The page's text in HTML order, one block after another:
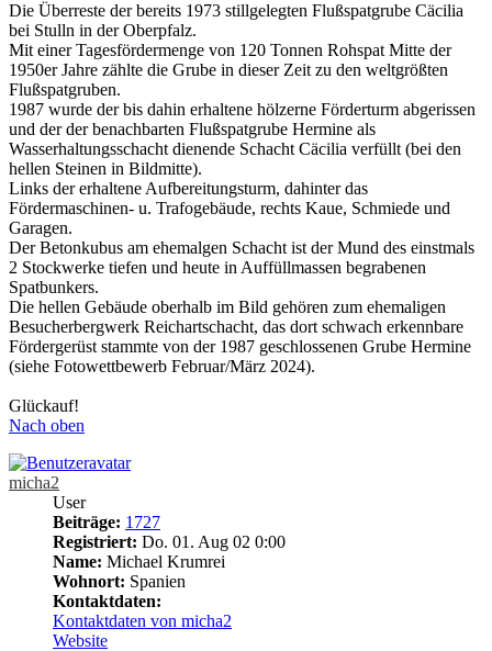
Die Überreste der bereits 1973 stillgelegten Flußspatgrube Cäcilia
bei Stulln in der Oberpfalz.
Mit einer Tagesfördermenge von 120 Tonnen Rohspat Mitte der
1950er Jahre zählte die Grube in dieser Zeit zu den weltgrößten
Flußspatgruben.
1987 wurde der bis dahin erhaltene hölzerne Förderturm abgerissen
und der der benachbarten Flußspatgrube Hermine als
Wasserhaltungsschacht dienende Schacht Cäcilia verfüllt (bei den
hellen Steinen in Bildmitte).
Links der erhaltene Aufbereitungsturm, dahinter das
Fördermaschinen- u. Trafogebäude, rechts Kaue, Schmiede und
Garagen.
Der Betonkubus am ehemalgen Schacht ist der Mund des einstmals
2 Stockwerke tiefen und heute in Auffüllmassen begrabenen
Spatbunkers.
Die hellen Gebäude oberhalb im Bild gehören zum ehemaligen
Besucherbergwerk Reichartschacht, das dort schwach erkennbare
Fördergerüst stammte von der 1987 geschlossenen Grube Hermine
(siehe Fotowettbewerb Februar/März 2024).
Glückauf!
Nach oben
micha2
User
Beiträge: 1727
Registriert: Do. 01. Aug 02 0:00
Name: Michael Krumrei
Wohnort: Spanien
Kontaktdaten:
Kontaktdaten von micha2
Website